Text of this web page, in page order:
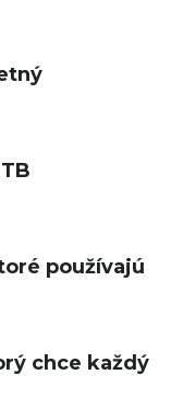
používajú
chce každý